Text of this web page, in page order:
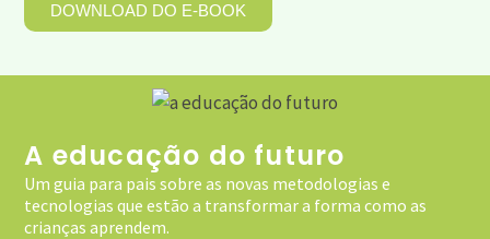
DOWNLOAD DO E-BOOK
A educação do futuro
Um guia para pais sobre as novas metodologias e
tecnologias que estão a transformar a forma como as
crianças aprendem.